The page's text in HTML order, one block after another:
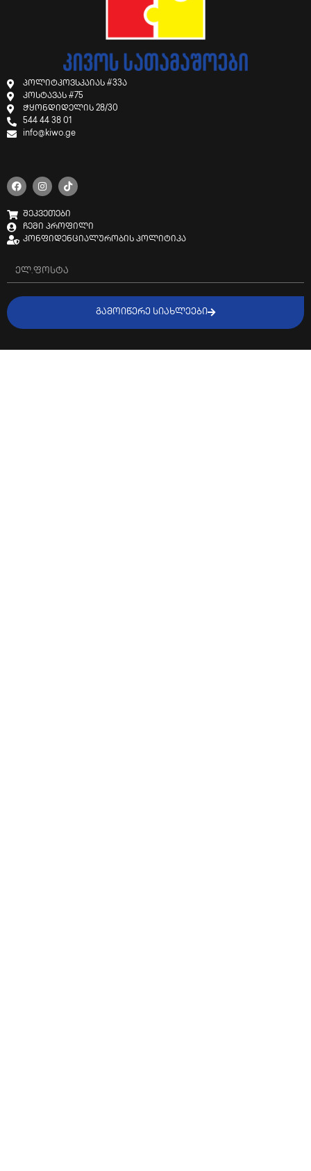
პოლიტკოვსკაიას #33ა
კოსტავას #75
ჭყონდიდელის 28/30
544 44 38 01
info@kiwo.ge
შეკვეთები
ჩემი პროფილი
კონფიდენციალურობის პოლიტიკა
ᲒᲐᲛᲝᲘᲬᲔᲠᲔ ᲡᲘᲐᲮᲚᲔᲔᲑᲘ